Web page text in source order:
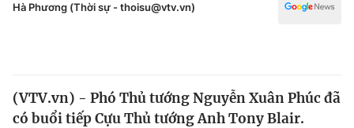
Y tế
Văn hóa - Giải trí
Giáo dục
Hà Phương (Thời sự - thoisu@vtv.vn)
(VTV.vn) - Phó Thủ tướng Nguyễn Xuân Phúc đã
có buổi tiếp Cựu Thủ tướng Anh Tony Blair.